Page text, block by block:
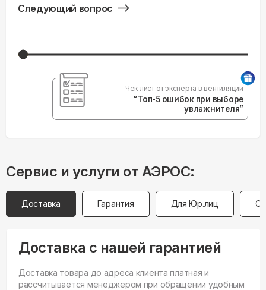
Следующий вопрос
Чек лист от эксперта в вентиляции
“Топ-5 ошибок при выборе
увлажнителя”
Сервис и услуги от АЭРОС:
Доставка Гарантия Для Юр.лиц
Доставка с нашей гарантией
Доставка товара до адреса клиента платная и
рассчитывается менеджером при обращении удобным